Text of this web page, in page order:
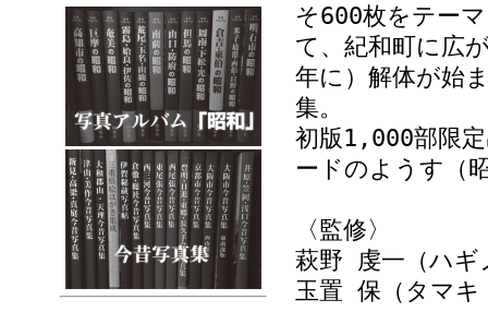
そ600枚をテー
て、紀和町に広
年に）解体が始
集。
初版1,000部限定
ードのようす（
〈監修〉
萩野 虔一（ハギ
玉置 保（タマキ